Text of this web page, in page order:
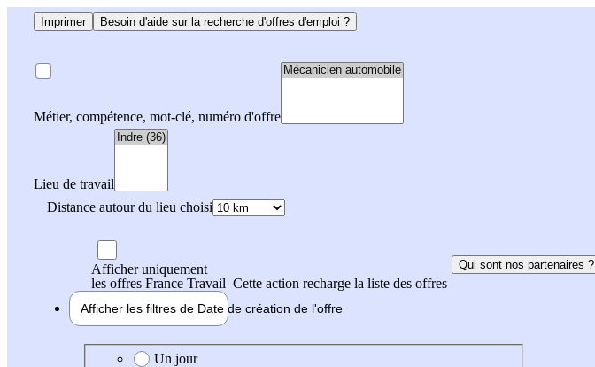
Imprimer Besoin d'aide sur la recherche d'offres d'emploi ?
Métier, compétence, mot-clé, numéro d'offre
Lieu de travail
Distance autour du lieu choisi
Afficher uniquement
les offres France Travail Cette action recharge la liste des offres
Qui sont nos partenaires ?
Afficher les filtres de Date de création de l'offre
Date de création de l'offre
Un jour